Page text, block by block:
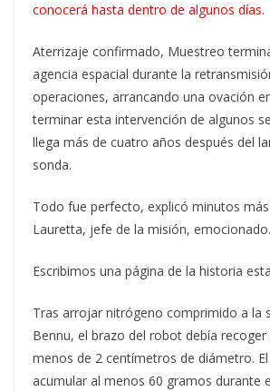
conocerá hasta dentro de algunos días.
Aterrizaje confirmado, Muestreo
agencia espacial durante la
operaciones, arrancando una ovación
terminar esta intervención de algunos
llega más de cuatro años después del
sonda.
Todo fue perfecto, explicó minutos
Lauretta, jefe de la misión, emocionado.
Escribimos una página de la historia
Tras arrojar nitrógeno comprimido a la
Bennu, el brazo del robot debía recoger
menos de 2 centímetros de diámetro.
acumular al menos 60 gramos durante